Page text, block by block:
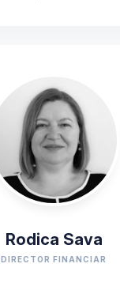
Rodica Sava
DIRECTOR FINANCIAR